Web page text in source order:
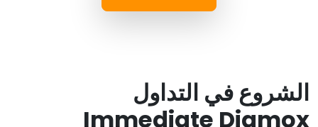
الشروع في التداول
Immediate Diamox